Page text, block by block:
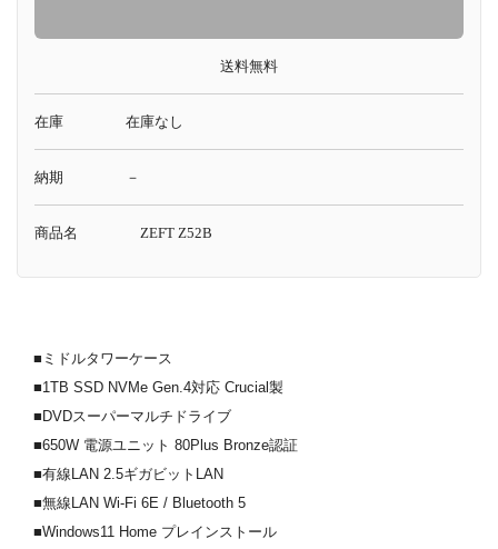
送料無料
在庫 在庫なし
納期 －
商品名 ZEFT Z52B
■ミドルタワーケース
■1TB SSD NVMe Gen.4対応 Crucial製
■DVDスーパーマルチドライブ
■650W 電源ユニット 80Plus Bronze認証
■有線LAN 2.5ギガビットLAN
■無線LAN Wi-Fi 6E / Bluetooth 5
■Windows11 Home プレインストール